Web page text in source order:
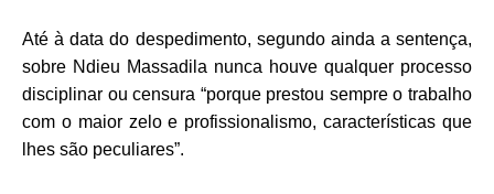
Até à data do despedimento, segundo ainda a sentença,
sobre Ndieu Massadila nunca houve qualquer processo
disciplinar ou censura “porque prestou sempre o trabalho
com o maior zelo e profissionalismo, características que
lhes são peculiares”.